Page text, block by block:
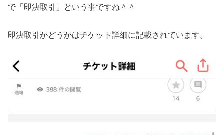
で「即決取引」という事ですね＾＾
即決取引かどうかはチケット詳細に記載されています。